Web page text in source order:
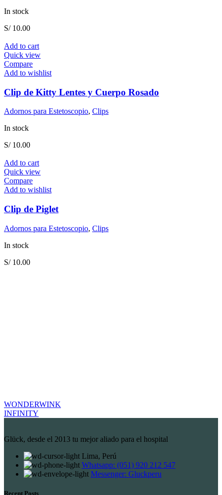
In stock
S/10.00
Add to cart
Quick view
Compare
Add to wishlist
Clip de Kitty Lentes y Cuerpo Rosado
Adornos para Estetoscopio, Clips
In stock
S/10.00
Add to cart
Quick view
Compare
Add to wishlist
Clip de Piglet
Adornos para Estetoscopio, Clips
In stock
S/10.00
WONDERWINK
INFINITY
Glück, desde el 2013 tu mejor aliado para el hospital
Lima, Perú
Whatsapp: (051) 920 212 547
Messenger: Gluckperu
Recent Posts